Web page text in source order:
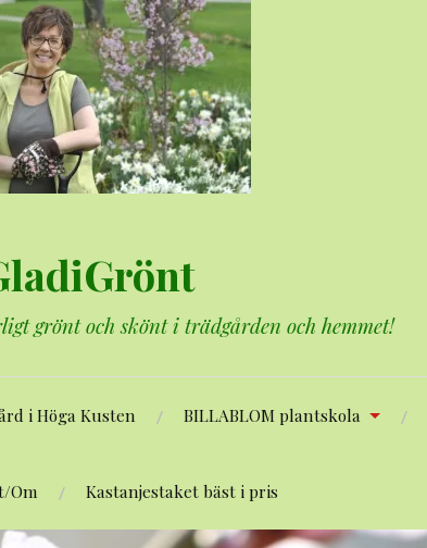
grönt och skönt i trädgården och hemmet!
i Höga Kusten BILLABLOM plantskola
Om Kastanjestaket bäst i pris